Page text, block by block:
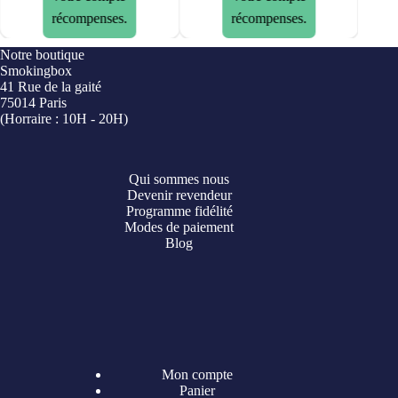
récompenses.
récompenses.
Notre boutique
Smokingbox
41 Rue de la gaité
75014 Paris
(Horraire : 10H - 20H)
Qui sommes nous
Devenir revendeur
Programme fidélité
Modes de paiement
Blog
Mon compte
Panier